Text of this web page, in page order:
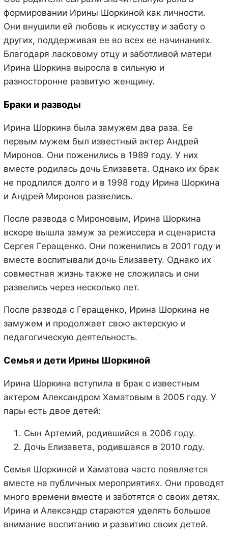
формировании Ирины Шоркиной как личности.
Они внушили ей любовь к искусству и заботу о
других, поддерживая ее во всех ее начинаниях.
Благодаря ласковому отцу и заботливой матери
Ирина Шоркина выросла в сильную и
разносторонне развитую женщину.
Браки и разводы
Ирина Шоркина была замужем два раза. Ее
первым мужем был известный актер Андрей
Миронов. Они поженились в 1989 году. У них
вместе родилась дочь Елизавета. Однако их брак
не продлился долго и в 1998 году Ирина Шоркина
и Андрей Миронов развелись.
После развода с Мироновым, Ирина Шоркина
вскоре вышла замуж за режиссера и сценариста
Сергея Геращенко. Они поженились в 2001 году и
вместе воспитывали дочь Елизавету. Однако их
совместная жизнь также не сложилась и они
развелись через несколько лет.
После развода с Геращенко, Ирина Шоркина не
замужем и продолжает свою актерскую и
педагогическую деятельность.
Семья и дети Ирины Шоркиной
Ирина Шоркина вступила в брак с известным
актером Александром Хаматовым в 2005 году. У
пары есть двое детей:
Сын Артемий, родившийся в 2006 году.
Дочь Елизавета, родившаяся в 2010 году.
Семья Шоркиной и Хаматова часто появляется
вместе на публичных мероприятиях. Они проводят
много времени вместе и заботятся о своих детях.
Ирина и Александр стараются уделять большое
внимание воспитанию и развитию своих детей.